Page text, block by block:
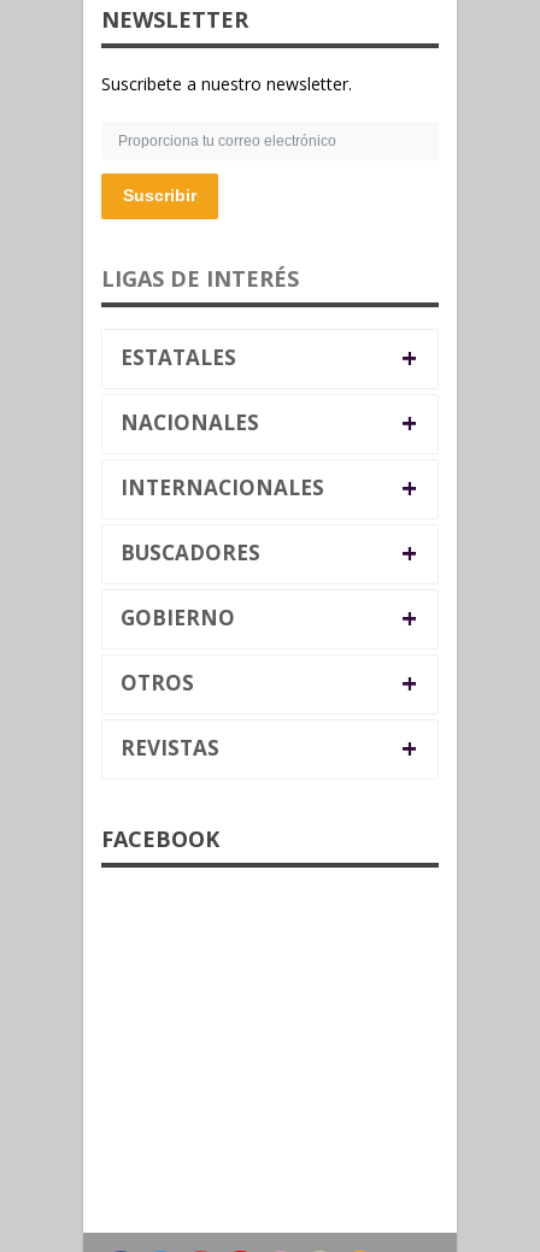
NEWSLETTER
Suscribete a nuestro newsletter.
Suscribir
LIGAS DE INTERÉS
ESTATALES +
NACIONALES +
INTERNACIONALES +
BUSCADORES +
GOBIERNO +
OTROS +
REVISTAS +
FACEBOOK